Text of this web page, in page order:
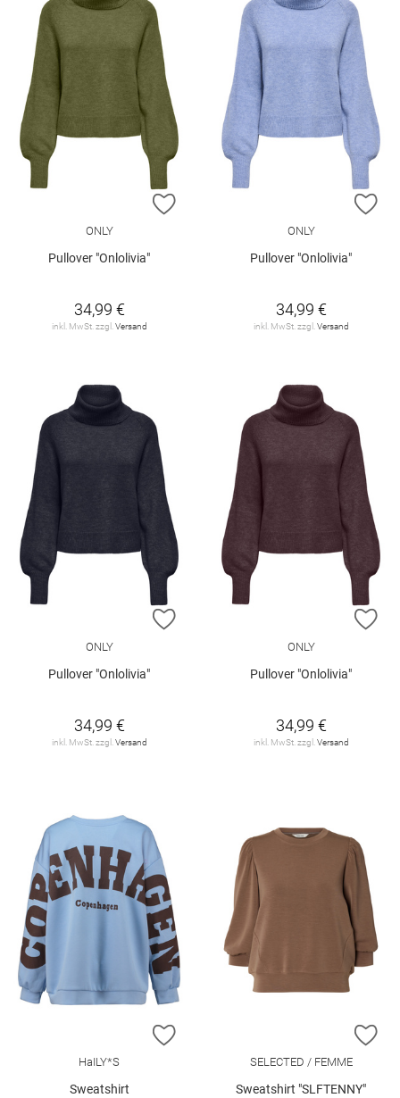
ZUR WUNSCHLISTE HINZUFÜGEN
ONLY
Pullover "Onlolivia"
34,99 €
inkl. MwSt. zzgl. Versand
ONLY
Pullover "Onlolivia"
34,99 €
inkl. MwSt. zzgl. Versand
ZUR WUNSCHLISTE HINZUFÜGEN
ONLY
Pullover "Onlolivia"
34,99 €
inkl. MwSt. zzgl. Versand
ONLY
Pullover "Onlolivia"
34,99 €
inkl. MwSt. zzgl. Versand
ZUR WUNSCHLISTE HINZUFÜGEN
HaILY*S
Sweatshirt
SELECTED / FEMME
Sweatshirt "SLFTENNY"